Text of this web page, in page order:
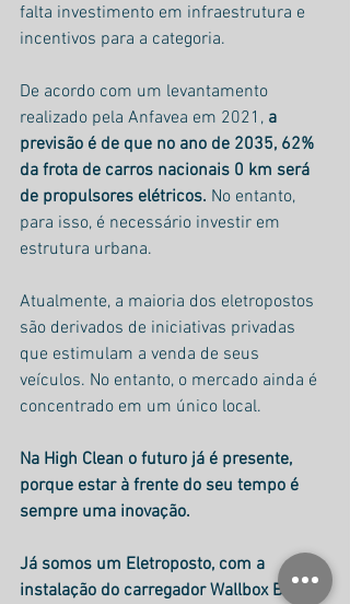
falta investimento em infraestrutura e
incentivos para a categoria.
De acordo com um levantamento
realizado pela Anfavea em 2021, a
previsão é de que no ano de 2035, 62%
da frota de carros nacionais 0 km será
de propulsores elétricos. No entanto,
para isso, é necessário investir em
estrutura urbana.
Atualmente, a maioria dos eletropostos
são derivados de iniciativas privadas
que estimulam a venda de seus
veículos. No entanto, o mercado ainda é
concentrado em um único local.
Na High Clean o futuro já é presente,
porque estar à frente do seu tempo é
sempre uma inovação.
Já somos um Eletroposto, com a
instalação do carregador Wallbox BMW